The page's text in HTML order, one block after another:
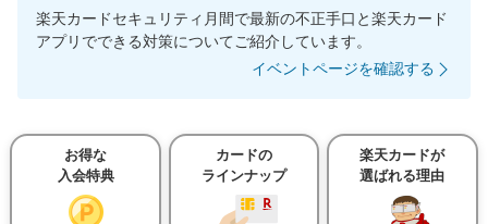
楽天カードセキュリティ月間で最新の不正手口と楽天カード
アプリでできる対策についてご紹介しています。
イベントページを確認する
お得な
入会特典
カードの
ラインナップ
楽天カードが
選ばれる理由